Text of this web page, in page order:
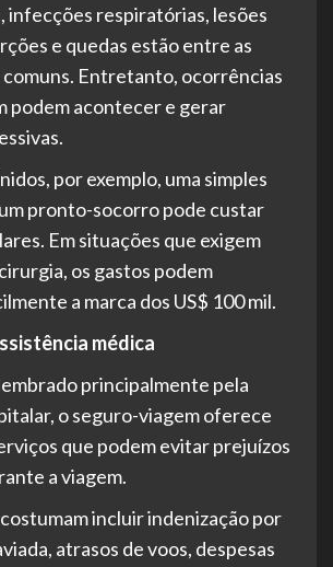
infecções respiratórias, lesões
e quedas estão entre as
comuns. Entretanto, ocorrências
podem acontecer e gerar
por exemplo, uma simples
pronto-socorro pode custar
Em situações que exigem
os gastos podem
a marca dos US$ 100 mil.
médica
principalmente pela
o seguro-viagem oferece
que podem evitar prejuízos
a viagem.
incluir indenização por
atrasos de voos, despesas